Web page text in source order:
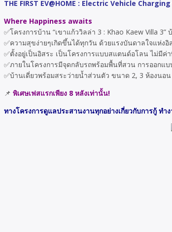
THE FIRST EV@HOME : Electric Vehicle
Where Happiness awaits
✅โครงการบ้าน “เขาแก้ววิลล่า 3 : Khao Kaew Villa
✅ความสุขง่ายๆเกิดขึ้นได้ทุกวัน ด้วยแรงบันดาลใจแห่ง
✅ตั้งอยู่เป็นอิสระ เป็นโครงการแบบสแตนด์อโลน ไม่มี
✅ภายในโครงการมีจุดกลับรถพร้อมพื้นที่สวน การออก
✅บ้านเดี่ยวพร้อมสระว่ายน้ำส่วนตัว ขนาด 2, 3 ห้องนอ
📌 พิเศษเฟสแรกเพียง 8 หลังเท่านั้น!
ทางโครงการดูแลประสานงานทุกอย่างเกี่ยวกับการกู้ ทำ